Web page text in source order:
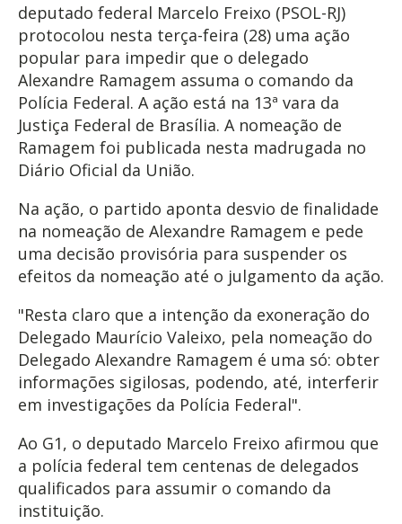
deputado federal Marcelo Freixo (PSOL-RJ)
protocolou nesta terça-feira (28) uma ação
popular para impedir que o delegado
Alexandre Ramagem assuma o comando da
Polícia Federal. A ação está na 13ª vara da
Justiça Federal de Brasília. A nomeação de
Ramagem foi publicada nesta madrugada no
Diário Oficial da União.
Na ação, o partido aponta desvio de finalidade
na nomeação de Alexandre Ramagem e pede
uma decisão provisória para suspender os
efeitos da nomeação até o julgamento da ação.
"Resta claro que a intenção da exoneração do
Delegado Maurício Valeixo, pela nomeação do
Delegado Alexandre Ramagem é uma só: obter
informações sigilosas, podendo, até, interferir
em investigações da Polícia Federal".
Ao G1, o deputado Marcelo Freixo afirmou que
a polícia federal tem centenas de delegados
qualificados para assumir o comando da
instituição.